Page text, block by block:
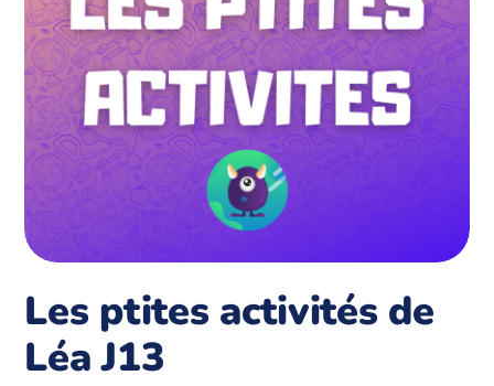
Les ptites activités de
Léa J13